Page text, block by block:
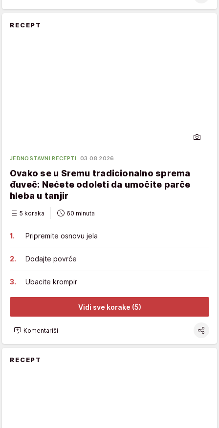
RECEPT
JEDNOSTAVNI RECEPTI 03.08.2026.
Ovako se u Sremu tradicionalno sprema
đuveč: Nećete odoleti da umočite parče
hleba u tanjir
5 koraka 60 minuta
Pripremite osnovu jela
Dodajte povrće
Ubacite krompir
Vidi sve korake (5)
Komentariši
RECEPT